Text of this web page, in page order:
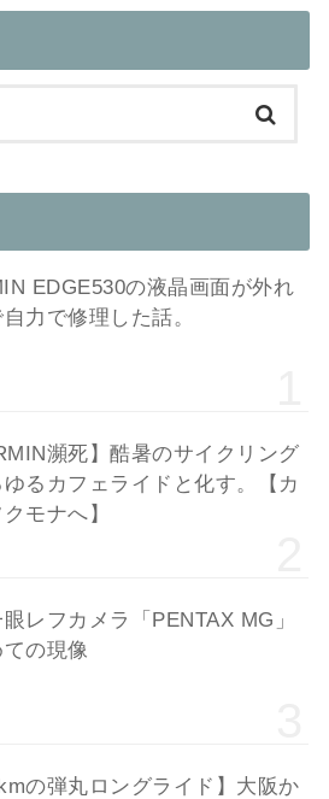
EDGE530の液晶画面が外れ
力で修理した話。
瀕死】酷暑のサイクリング
るカフェライドと化す。【カ
モナへ】
レフカメラ「PENTAX MG」
の現像
の弾丸ロングライド】大阪か